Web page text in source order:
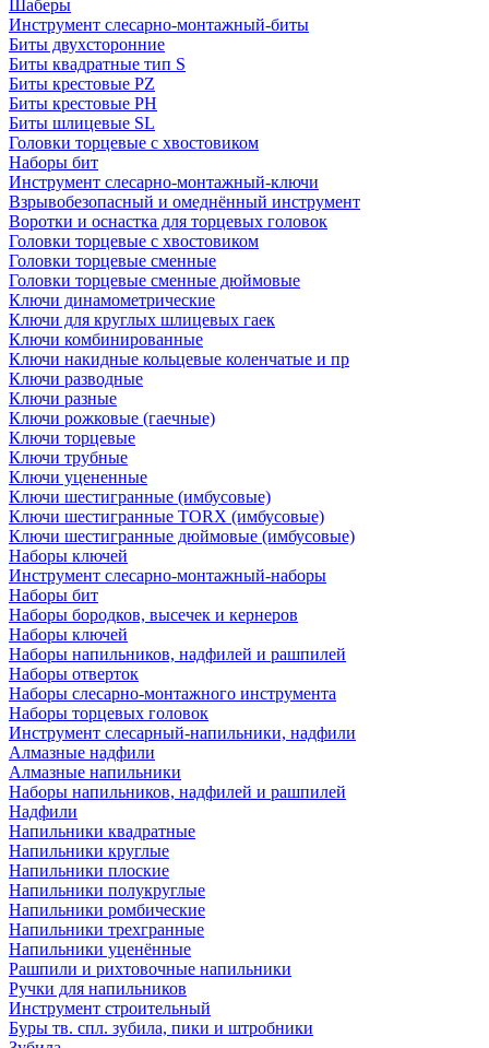
Шаберы
Инструмент слесарно-монтажный-биты
Биты двухсторонние
Биты квадратные тип S
Биты крестовые РZ
Биты крестовые РН
Биты шлицевые SL
Головки торцевые с хвостовиком
Наборы бит
Инструмент слесарно-монтажный-ключи
Взрывобезопасный и омеднённый инструмент
Воротки и оснаcтка для торцевых головок
Головки торцевые с хвостовиком
Головки торцевые сменные
Головки торцевые сменные дюймовые
Ключи динамометрические
Ключи для круглых шлицевых гаек
Ключи комбинированные
Ключи накидные кольцевые коленчатые и пр
Ключи разводные
Ключи разные
Ключи рожковые (гаечные)
Ключи торцевые
Ключи трубные
Ключи уцененные
Ключи шестигранные (имбусовые)
Ключи шестигранные TORX (имбусовые)
Ключи шестигранные дюймовые (имбусовые)
Наборы ключей
Инструмент слесарно-монтажный-наборы
Наборы бит
Наборы бородков, высечек и кернеров
Наборы ключей
Наборы напильников, надфилей и рашпилей
Наборы отверток
Наборы слесарно-монтажного инструмента
Наборы торцевых головок
Инструмент слесарный-напильники, надфили
Алмазные надфили
Алмазные напильники
Наборы напильников, надфилей и рашпилей
Надфили
Напильники квадратные
Напильники круглые
Напильники плоские
Напильники полукруглые
Напильники ромбические
Напильники трехгранные
Напильники уценённые
Рашпили и рихтовочные напильники
Ручки для напильников
Инструмент строительный
Буры тв. спл. зубила, пики и штробники